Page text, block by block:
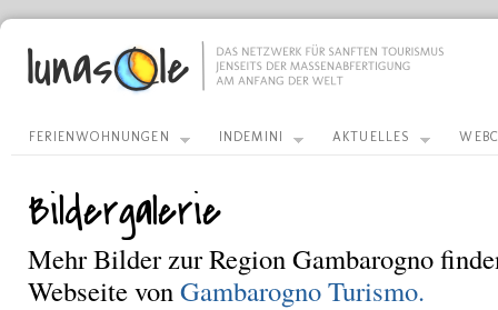
FERIENWOHNUNGEN INDEMINI AKTUELLES
Bildergalerie
Mehr Bilder zur Region Gambarogno
Webseite vonGambarogno Turismo.